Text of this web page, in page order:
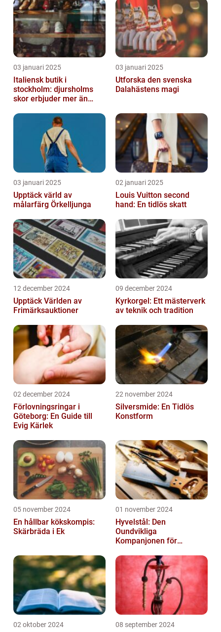
03 januari 2025
Italiensk butik i
stockholm: djursholms
skor erbjuder mer än
03 januari 2025
Utforska den svenska
Dalahästens magi
03 januari 2025
Upptäck värld av
målarfärg Örkelljunga
02 januari 2025
Louis Vuitton second
hand: En tidlös skatt
12 december 2024
Upptäck Världen av
Frimärksauktioner
09 december 2024
Kyrkorgel: Ett mästerverk
av teknik och tradition
02 december 2024
Förlovningsringar i
Göteborg: En Guide till
Evig Kärlek
22 november 2024
Silversmide: En Tidlös
Konstform
05 november 2024
En hållbar kökskompis:
Skärbräda i Ek
01 november 2024
Hyvelstål: Den
Oundvikliga
Kompanjonen för
02 oktober 2024 08 september 2024